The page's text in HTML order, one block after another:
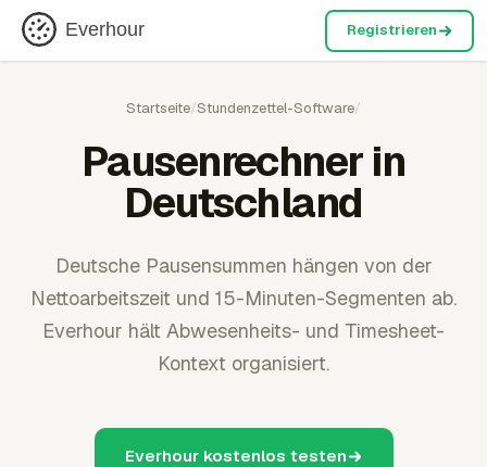
Everhour Registrieren
Startseite/Stundenzettel-Software/
Pausenrechner in
Deutschland
Deutsche Pausensummen hängen von der
Nettoarbeitszeit und 15-Minuten-Segmenten ab.
Everhour hält Abwesenheits- und Timesheet-
Kontext organisiert.
Everhour kostenlos testen